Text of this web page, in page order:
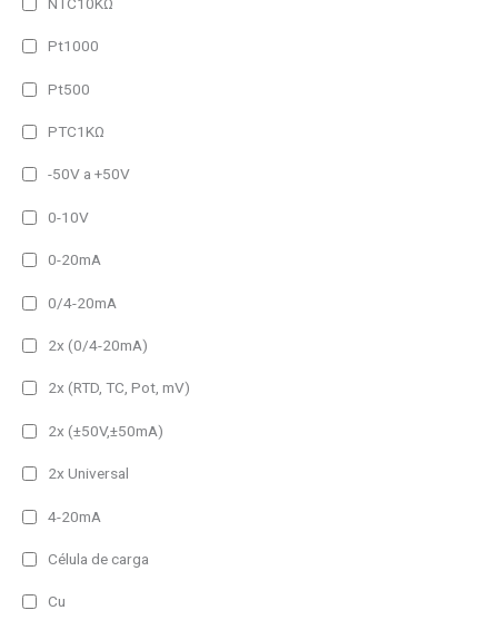
1980 lm
Pt1000
Pt500
PTC1KΩ
-50V a +50V
0-10V
0-20mA
0/4-20mA
2x (0/4-20mA)
2x (RTD, TC, Pot, mV)
2x (±50V,±50mA)
2x Universal
4-20mA
Célula de carga
Cu